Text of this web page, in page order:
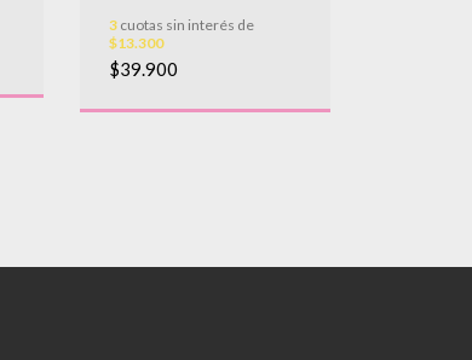
3cuotas sin interés de
$13.300
$39.900